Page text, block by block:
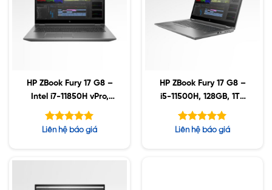
HP ZBook Fury 17 G8 –
Intel i7-11850H vPro,
64GB, 1TB SSD, AMD
W6600M 8GB, 17.3″
UHD, Win10
Được xếp
Liên hệ báo giá
HP ZBook Fury 17 G8 –
i5-11500H, 128GB, 1TB
SSD, Nvidia A5000
16GB, 17.3″ UHD, Win10
Được xếp
Liên hệ báo giá